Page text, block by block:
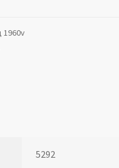
1960v
5292